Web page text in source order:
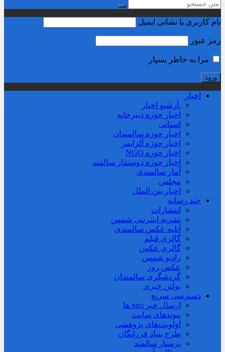
نام کاربری یا نشانی ایمیل
رمز عبور
مرا به خاطر بسپار
اخبار
.آرشیو اخبار
اخبار حوزه دبیرخانه
استانی
اخبار حوزه سالمندان
اخبار حوزه آلزايمر
اخبار حوزه NGO
اخبار حوزه دوستدار سالمند
آمار سالمندی
مجلس
اخبار بین الملل
چند رسانه
انتشارات
نشریه اینترنتی شمس
آتلیه عکس سالمندی
گالری فیلم
گالری عکس
رادیو شمس
عکس روز
گردشگری سالمندان
بولتن خبری
دسترسی سریع
ارسال خبر ngo ها
پیوندهای سایت
اولویت‌های پژوهشی
طرح بنیاد فرزانگان
پرستار سالمند